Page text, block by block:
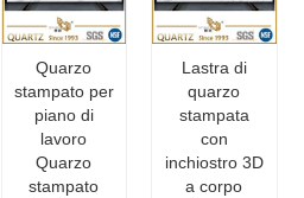
Quarzo
stampato per
piano di
lavoro
Quarzo
stampato
Lastra di
quarzo
stampata
con
inchiostro 3D
a corpo